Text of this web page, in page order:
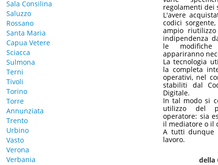
Sala Consilina
Saluzzo
Rossano
Santa Maria
Capua Vetere
Sciacca
Sulmona
Terni
Tivoli
Torino
Torre
Annunziata
Trento
Urbino
Vasto
Verona
Verbania
regolamenti dei
L'avere
codici
ampio
indipendenza
le
appariranno
La tecnologia
la completa
operativi, nel
stabiliti dal
Digitale.
In tal modo si
utilizzo del
operatore: sia
il mediatore o il
A tutti dunque
lavoro.
della